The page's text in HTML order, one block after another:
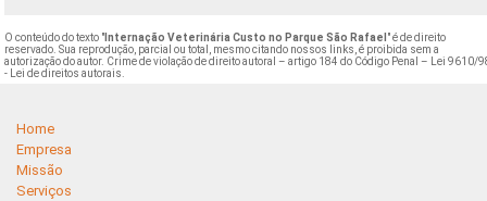
O conteúdo do texto " Internação Veterinária Custo no Parque São Rafael " é de direito
reservado. Sua reprodução, parcial ou total, mesmo citando nossos links, é proibida sem a
autorização do autor. Crime de violação de direito autoral – artigo 184 do Código Penal –
Lei 9610/
- Lei de direitos autorais
Home
Empresa
Missão
Serviços